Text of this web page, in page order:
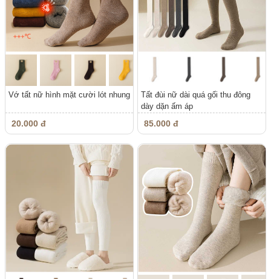
Vớ tất nữ hình mặt cười lót nhung
20.000 đ
Tất đùi nữ dài quá gối thu đông
dày dặn ấm áp
85.000 đ